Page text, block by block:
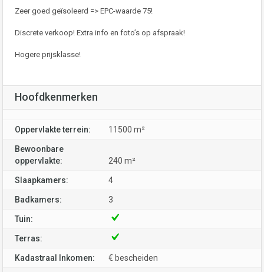
Zeer goed geïsoleerd => EPC-waarde 75!
Discrete verkoop! Extra info en foto’s op afspraak!
Hogere prijsklasse!
Hoofdkenmerken
Oppervlakte terrein: 11500 m²
Bewoonbare
oppervlakte:
240 m²
Slaapkamers: 4
Badkamers: 3
Tuin:
Terras:
Kadastraal Inkomen: € bescheiden